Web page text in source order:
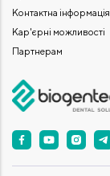
Контактна інформація
Кар'єрні можливості
Партнерам